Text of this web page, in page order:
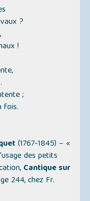
?
!
;
fois.
(1767-1845) –«
des petits
Cantique sur
244, chez Fr.